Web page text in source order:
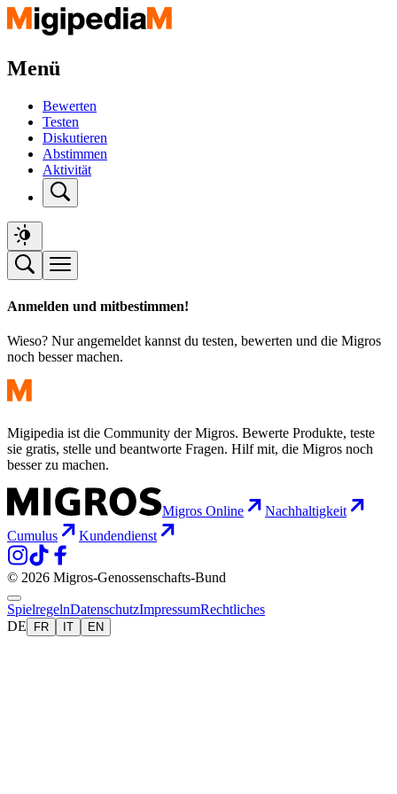
Menü
Bewerten
Testen
Diskutieren
Abstimmen
Aktivität
Anmelden und mitbestimmen!
Wieso? Nur angemeldet kannst du testen, bewerten und die Migros
noch besser machen.
Migipedia ist die Community der Migros. Bewerte Produkte, teste
sie gratis, stelle und beantworte Fragen. Hilf mit, die Migros noch
besser zu machen.
Migros Online
Nachhaltigkeit
Cumulus
Kundendienst
© 2026 Migros-Genossenschafts-Bund
SpielregelnDatenschutzImpressumRechtliches
DE
FR IT EN